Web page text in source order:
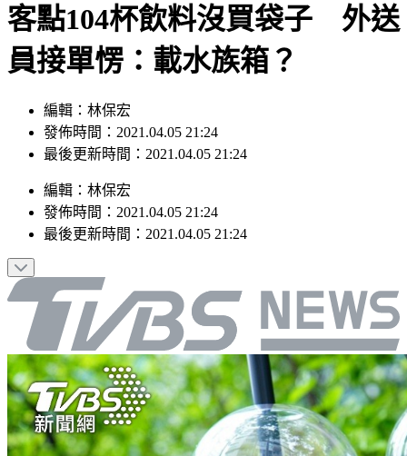
客點104杯飲料沒買袋子 外送
員接單愣：載水族箱？
編輯：林保宏
發佈時間：2021.04.05 21:24
編輯：林保宏
發佈時間：2021.04.05 21:24